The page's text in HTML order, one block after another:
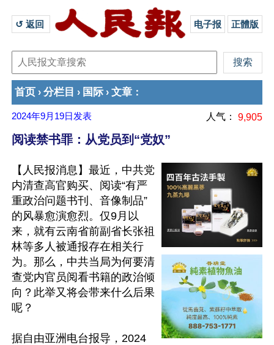
↺ 返回 电子报 正體版
首页 › 分栏目 › 国际 › 文章 ：
2024年9月19日 发表 人气： 9,905
阅读禁书罪：从党员到“党奴”
【人民报消息】最近，中共党
内清查高官购买、阅读“有严
重政治问题书刊、音像制品”
的风暴愈演愈烈。仅9月以
来，就有云南省前副省长张祖
林等多人被通报存在相关行
为。那么，中共当局为何要清
查党内官员阅看书籍的政治倾
向？此举又将会带来什么后果
呢？
据自由亚洲电台报导，2024